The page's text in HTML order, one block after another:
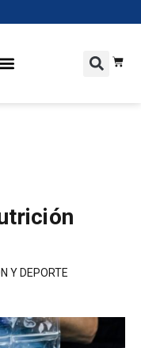
Y DEPORTE